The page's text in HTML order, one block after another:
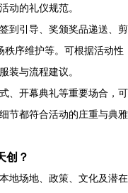
动的礼仪规范。
到引导、奖颁奖品递送、剪
秩序维护等。可根据活动性
装与流程建议。
、开幕典礼等重要场合，可
节都符合活动的庄重与典雅
创？
地场地、政策、文化及潜在